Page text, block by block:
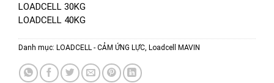
LOADCELL 30KG
LOADCELL 40KG
Danh mục: LOADCELL - CẢM ỨNG LỰC, Loadcell MAVIN